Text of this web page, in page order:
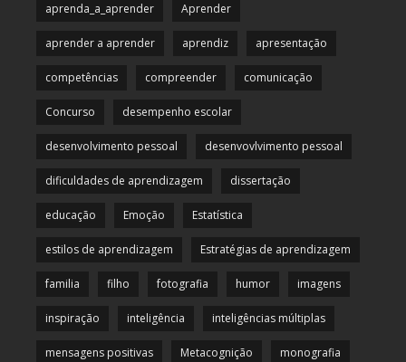
aprenda_a_aprender Aprender
aprender a aprender aprendiz apresentação
competências compreender comunicação
Concurso desempenho escolar
desenvolvimento pessoal desenvovlvimento pessoal
dificuldades de aprendizagem dissertação
educação Emoção Estatística
estilos de aprendizagem Estratégias de aprendizagem
familia filho fotografia humor imagens
inspiração inteligência inteligências múltiplas
mensagens positivas Metacognição monografia